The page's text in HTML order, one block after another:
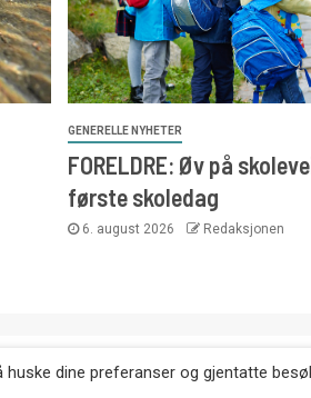
GENERELLE NYHETER
FORELDRE: Øv på
første skoledag
6. august 2026 Redaksjonen
og annonser er ikke tillatt uten etter
dine preferanser og gjentatte